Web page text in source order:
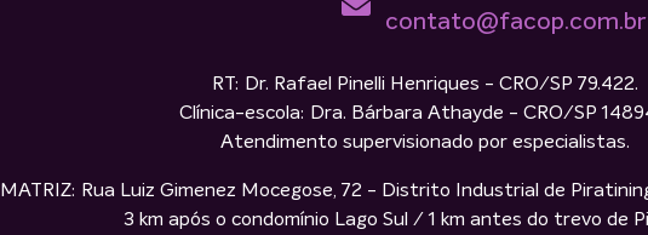
contato@facop.com.br
RT: Dr. Rafael Pinelli Henriques - CRO/SP 79.422.
Clínica-escola: Dra. Bárbara Athayde - CRO/SP
Atendimento supervisionado por especialistas.
MATRIZ: Rua Luiz Gimenez Mocegose, 72 - Distrito Industrial de
3 km após o condomínio Lago Sul / 1 km antes do trevo de